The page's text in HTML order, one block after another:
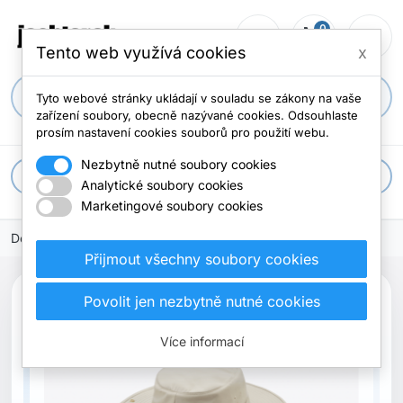
search
person_outline shopping_cart
0 menu
apps Všechny kategorie
Domů
Nové
Tento web využívá cookies x
Tyto webové stránky ukládají v souladu se zákony na vaše
zařízení soubory, obecně nazývané cookies. Odsouhlaste
prosím nastavení cookies souborů pro použití webu.
Nezbytně nutné soubory cookies
Analytické soubory cookies
Marketingové soubory cookies
Přijmout všechny soubory cookies
Povolit jen nezbytně nutné cookies
Více informací